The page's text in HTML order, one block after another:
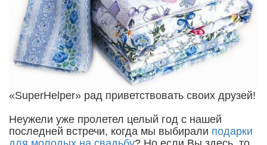
«SuperHelper» рад приветствовать своих друзей!
Неужели уже пролетел целый год с нашей
последней встречи, когда мы выбирали подарки